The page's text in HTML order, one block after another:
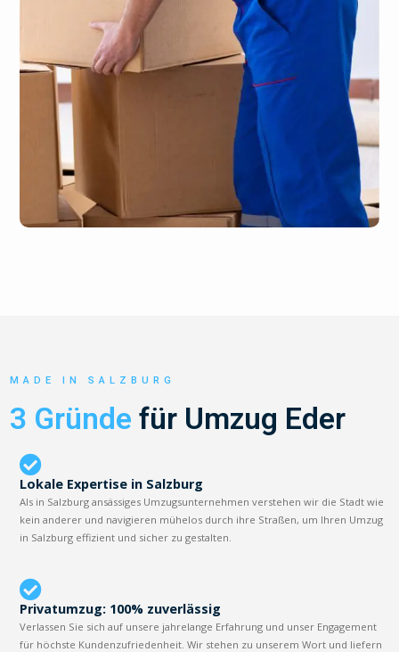
MADE IN SALZBURG
3 Gründe für Umzug Eder
Lokale Expertise in Salzburg
Als in Salzburg ansässiges Umzugsunternehmen verstehen wir die Stadt wie
kein anderer und navigieren mühelos durch ihre Straßen, um Ihren Umzug
in Salzburg effizient und sicher zu gestalten.
Privatumzug: 100% zuverlässig
Verlassen Sie sich auf unsere jahrelange Erfahrung und unser Engagement
für höchste Kundenzufriedenheit. Wir stehen zu unserem Wort und liefern